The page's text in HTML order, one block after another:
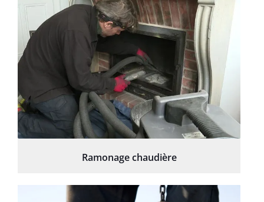
Ramonage chaudière